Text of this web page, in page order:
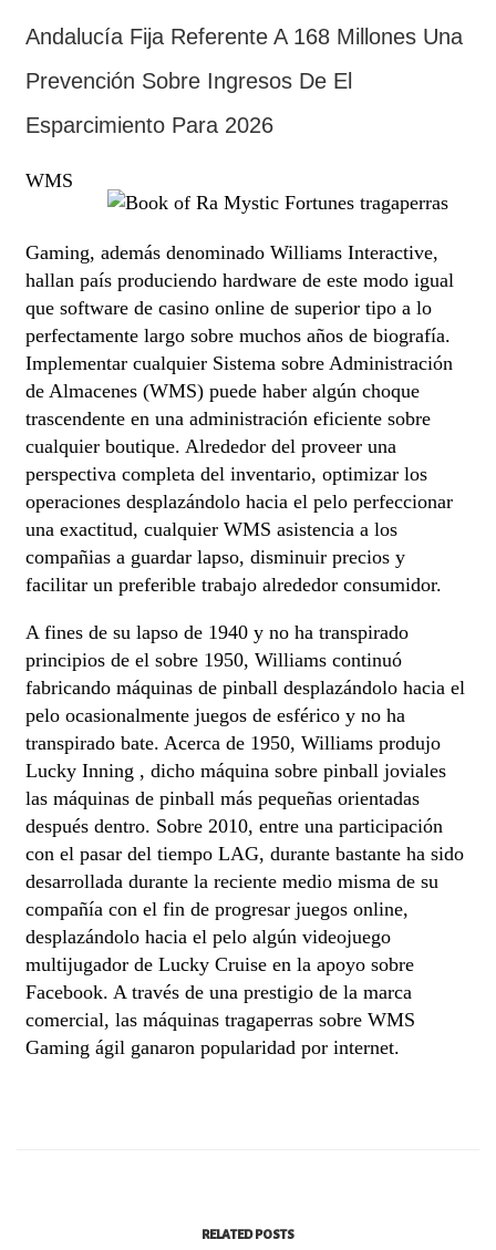
Andalucía Fija Referente A 168 Millones Una
Prevención Sobre Ingresos De El
Esparcimiento Para 2026
WMS
Gaming, además denominado Williams Interactive,
hallan país produciendo hardware de este modo­ igual
que software de casino online de superior tipo a lo
perfectamente largo sobre muchos años de biografía.
Implementar cualquier Sistema sobre Administración
de Almacenes (WMS) puede haber algún choque
trascendente en una administración eficiente sobre
cualquier boutique. Alrededor del proveer una
perspectiva completa del inventario, optimizar los
operaciones desplazándolo hacia el pelo perfeccionar
una exactitud, cualquier WMS asistencia a los
compañias a guardar lapso, disminuir precios y
facilitar un preferible trabajo alrededor consumidor.
A fines de su lapso de 1940 y no ha transpirado
principios de el sobre 1950, Williams continuó
fabricando máquinas de pinball desplazándolo hacia el
pelo ocasionalmente juegos de esférico y no ha
transpirado bate. Acerca de 1950, Williams produjo
Lucky Inning , dicho máquina sobre pinball joviales
las máquinas de pinball más pequeñas orientadas
después dentro. Sobre 2010, entre una participación
con el pasar del tiempo LAG, durante bastante ha sido
desarrollada durante la reciente medio misma de su
compañía con el fin de progresar juegos online,
desplazándolo hacia el pelo algún videojuego
multijugador de Lucky Cruise en la apoyo sobre
Facebook. A través de una prestigio de la marca
comercial, las máquinas tragaperras sobre WMS
Gaming ágil ganaron popularidad por internet.
RELATED POSTS